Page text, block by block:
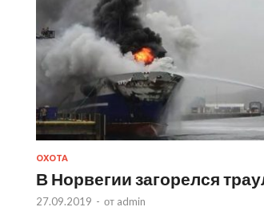
ОХОТА
В Норвегии загорелся
27.09.2019 - от admin